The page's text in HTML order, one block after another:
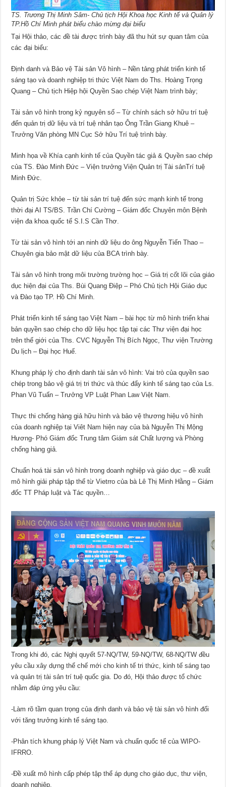
TS. Trương Thị Minh Sâm- Chủ tịch Hội Khoa học Kinh tế và Quản lý
TP.Hồ Chí Minh phát biểu chào mừng đại biểu
Tại Hội thảo, các đề tài được trình bày đã thu hút sự quan tâm của
các đại biểu:
Định danh và Bảo vệ Tài sản Vô hình – Nền tảng phát triển kinh tế
sáng tạo và doanh nghiệp tri thức Việt Nam do Ths. Hoàng Trọng
Quang – Chủ tịch Hiệp hội Quyền Sao chép Việt Nam trình bày;
Tài sản vô hình trong kỷ nguyên số – Từ chính sách sở hữu trí tuệ
đến quản trị dữ liệu và trí tuệ nhân tạo Ông Trần Giang Khuê –
Trưởng Văn phòng MN Cục Sở hữu Trí tuệ trình bày.
Minh họa về Khía cạnh kinh tế của Quyền tác giả & Quyền sao chép
của TS. Đào Minh Đức – Viện trưởng Viện Quản trị Tài sảnTrí tuệ
Minh Đức.
Quản trị Sức khỏe – từ tài sản trí tuệ đến sức mạnh kinh tế trong
thời đại AI TS/BS. Trần Chí Cường – Giám đốc Chuyên môn Bệnh
viện đa khoa quốc tế S.I.S Cần Thơ.
Từ tài sản vô hình tới an ninh dữ liệu do ông Nguyễn Tiến Thao –
Chuyên gia bảo mật dữ liệu của BCA trình bày.
Tài sản vô hình trong môi trường trường học – Giá trị cốt lõi của giáo
dục hiện đại của Ths. Bùi Quang Điệp – Phó Chủ tịch Hội Giáo dục
và Đào tạo TP. Hồ Chí Minh.
Phát triển kinh tế sáng tạo Việt Nam – bài học từ mô hình triển khai
bản quyền sao chép cho dữ liệu học tập tại các Thư viện đại học
trên thế giới của Ths. CVC Nguyễn Thị Bích Ngọc, Thư viện Trường
Du lịch – Đại học Huế.
Khung pháp lý cho định danh tài sản vô hình: Vai trò của quyền sao
chép trong bảo vệ giá trị tri thức và thúc đẩy kinh tế sáng tạo của Ls.
Phan Vũ Tuấn – Trưởng VP Luật Phan Law Việt Nam.
Thực thi chống hàng giả hữu hình và bảo vệ thương hiệu vô hình
của doanh nghiệp tại Viêt Nam hiện nay của bà Nguyễn Thị Mộng
Hương- Phó Giám đốc Trung tâm Giám sát Chất lượng và Phòng
chống hàng giả.
Chuẩn hoá tài sản vô hình trong doanh nghiệp và giáo dục – đề xuất
mô hình giải pháp tập thể từ Vietrro của bà Lê Thị Minh Hằng – Giám
đốc TT Pháp luật và Tác quyền…
Trong khi đó, các Nghị quyết 57-NQ/TW, 59-NQ/TW, 68-NQ/TW đều
yêu cầu xây dựng thể chế mới cho kinh tế tri thức, kinh tế sáng tạo
và quản trị tài sản trí tuệ quốc gia. Do đó, Hội thảo được tổ chức
nhằm đáp ứng yêu cầu:
-Làm rõ tầm quan trọng của định danh và bảo vệ tài sản vô hình đối
với tăng trưởng kinh tế sáng tạo.
-Phân tích khung pháp lý Việt Nam và chuẩn quốc tế của WIPO-
IFRRO.
-Đề xuất mô hình cấp phép tập thể áp dụng cho giáo dục, thư viện,
doanh nghiệp.